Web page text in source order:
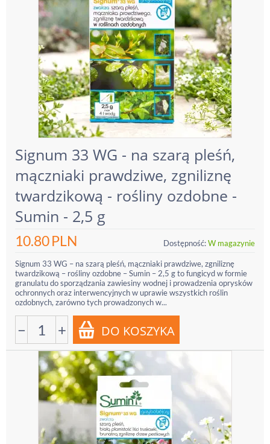
Signum 33 WG - na szarą pleśń,
mączniaki prawdziwe, zgniliznę
twardzikową - rośliny ozdobne -
Sumin - 2,5 g
10.80PLN Dostępność:W magazynie
Signum 33 WG – na szarą pleśń, mączniaki prawdziwe, zgniliznę
twardzikową – rośliny ozdobne – Sumin – 2,5 g to fungicyd w formie
granulatu do sporządzania zawiesiny wodnej i prowadzenia oprysków
ochronnych oraz interwencyjnych w uprawie wszystkich roślin
ozdobnych, zarówno tych prowadzonych w...
− +